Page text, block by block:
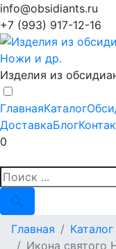
info@obsidiants.ru
+7 (993) 917-12-16
Изделия из
ГлавнаяКаталог
ДоставкаБлог
0
Главная Каталог
Икона святого